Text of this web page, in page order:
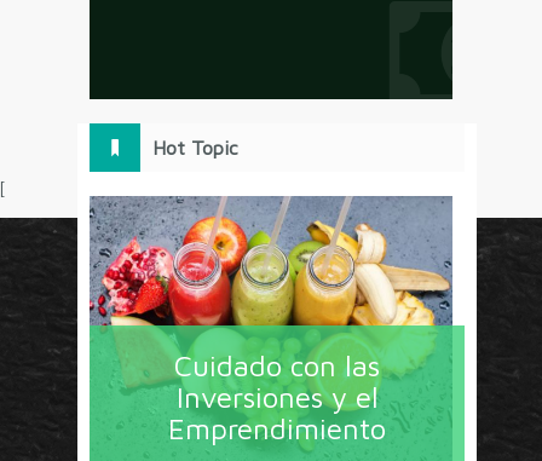
Hot Topic
Cuidado con las
Inversiones y el
Emprendimiento
[
Circulo Marketing concentra lo último en estrategias,
herramientas y tendencias con un enfoque en México
y América Latina. La revista contiene lo imprescindible
en tecnología, nuevas herramientas, liderazgo, redes
sociales y nuevas ideas en marketing. Los contenidos
están escritos por líderes de negocios y dirigidos hacia